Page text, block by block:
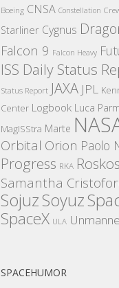
Boeing CNSA Constellation
Starliner Cygnus
Falcon 9 Falcon Heavy
ISS Daily Status
Status Report JAXA JPL
Center Logbook Luca
MagISStra Marte
Orbital Orion Paolo
Progress RKA
Samantha
SojuzSoyuz
SpaceX ULA
SPACEHUMOR